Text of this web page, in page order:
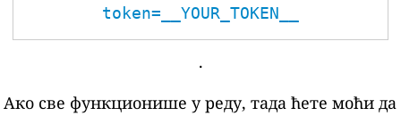
token=__YOUR_TOKEN__
.
Ако све функционише у реду, тада ћете моћи да